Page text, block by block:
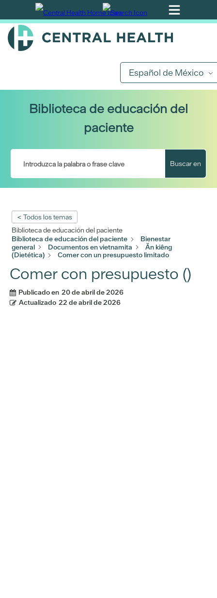
Ir
al
contenido
Español de México
Biblioteca de educación del
paciente
Buscar en
< Todos los temas
Biblioteca de educación del paciente
Biblioteca de educación del paciente
Bienestar
general
Documentos en vietnamita
Ăn kiêng
(Dietética)
Comer con un presupuesto limitado
Comer con presupuesto ()
Publicado en 20 de abril de 2026
Actualizado 22 de abril de 2026